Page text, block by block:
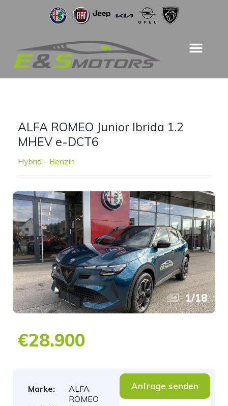
ALFA ROMEO Junior Ibrida 1.2
MHEV e-DCT6
Hybrid - Benzin
1/18
€28.900
Marke:
ALFA
ROMEO
Anfrage senden